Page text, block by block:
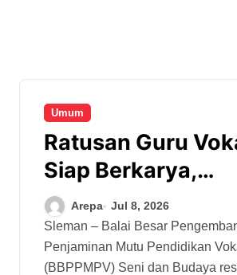
Umum
Ratusan Guru
Siap Berkarya,
Mendikdasmen:
Indonesia Harus
Mendunia!
Arepa Jul 8, 2026
Sleman – Balai Besar Pengembangan
Penjaminan Mutu Pendidikan
(BBPPMPV) Seni dan Budaya